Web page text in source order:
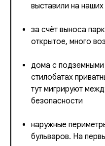
выставили на
за счёт выноса
открытое, много
дома с
стилобатах
тут мигрируют
безопасности
наружные
бульваров. На